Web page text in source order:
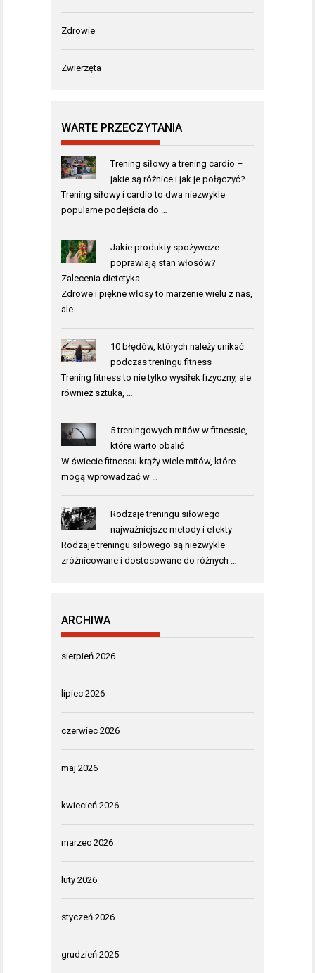
Zdrowie
Zwierzęta
WARTE PRZECZYTANIA
Trening siłowy a trening cardio –
jakie są różnice i jak je połączyć?
Trening siłowy i cardio to dwa niezwykle
popularne podejścia do …
Jakie produkty spożywcze
poprawiają stan włosów?
Zalecenia dietetyka
Zdrowe i piękne włosy to marzenie wielu z nas,
ale …
10 błędów, których należy unikać
podczas treningu fitness
Trening fitness to nie tylko wysiłek fizyczny, ale
również sztuka, …
5 treningowych mitów w fitnessie,
które warto obalić
W świecie fitnessu krąży wiele mitów, które
mogą wprowadzać w …
Rodzaje treningu siłowego –
najważniejsze metody i efekty
Rodzaje treningu siłowego są niezwykle
zróżnicowane i dostosowane do różnych …
ARCHIWA
sierpień 2026
lipiec 2026
czerwiec 2026
maj 2026
kwiecień 2026
marzec 2026
luty 2026
styczeń 2026
grudzień 2025